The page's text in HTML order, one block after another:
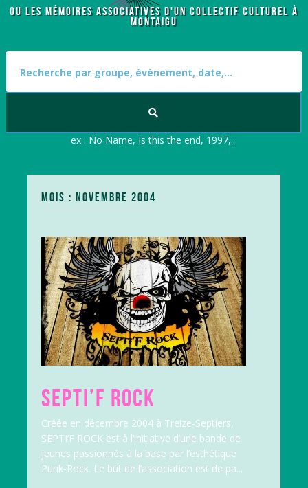
OU LES MÉMOIRES ASSOCIATIVES D'UN COLLECTIF CULTUREL À
MONTAIGU
ex : No Name, Is this the end, 1997,...
MOIS : NOVEMBRE 2004
SEPTI’F ROCK
Créée en décembre 2004 à Treize-Septiers,
SEPTI’F ROCK est à l’initiative d’une bande de
jeunes passionnés à la base par l’esthétique
Punk-Rock. Le but de l’association est de pa...